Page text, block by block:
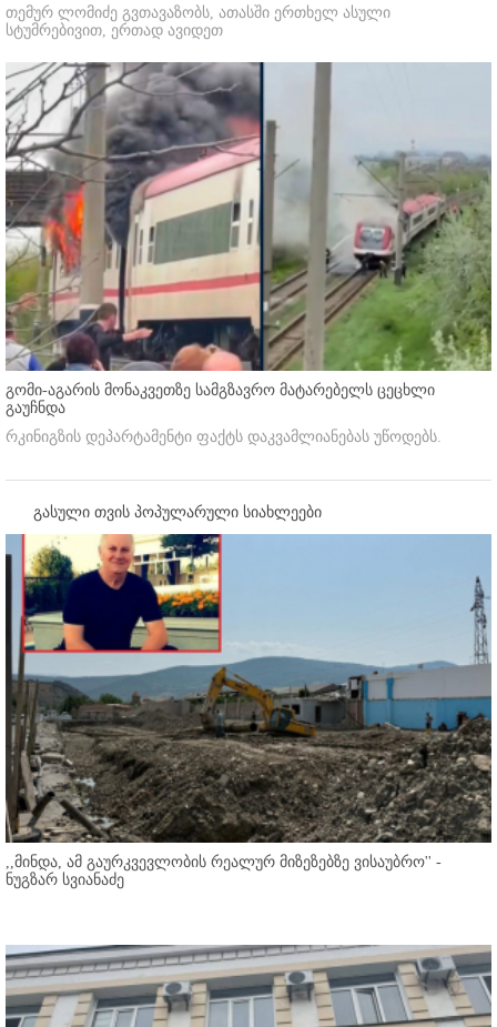
თემურ ლომიძე გვთავაზობს, ათასში ერთხელ ასული
სტუმრებივით, ერთად ავიდეთ
გომი-აგარის მონაკვეთზე სამგზავრო მატარებელს ცეცხლი
გაუჩნდა
რკინიგზის დეპარტამენტი ფაქტს დაკვამლიანებას უწოდებს.
გასული თვის პოპულარული სიახლეები
,,მინდა, ამ გაურკვევლობის რეალურ მიზეზებზე ვისაუბრო'' -
ნუგზარ სვიანაძე